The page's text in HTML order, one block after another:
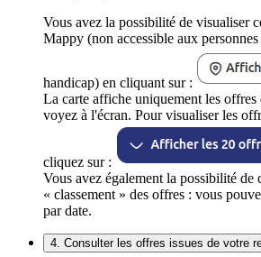
Vous avez la possibilité de visualiser
Mappy (non accessible aux
handicap) en cliquant sur :
La carte affiche uniquement les
voyez à l'écran. Pour visualiser les
cliquez sur :
Vous avez également la possibilité de
« classement » des offres : vous
par date.
4. Consulter les offres issues de votre